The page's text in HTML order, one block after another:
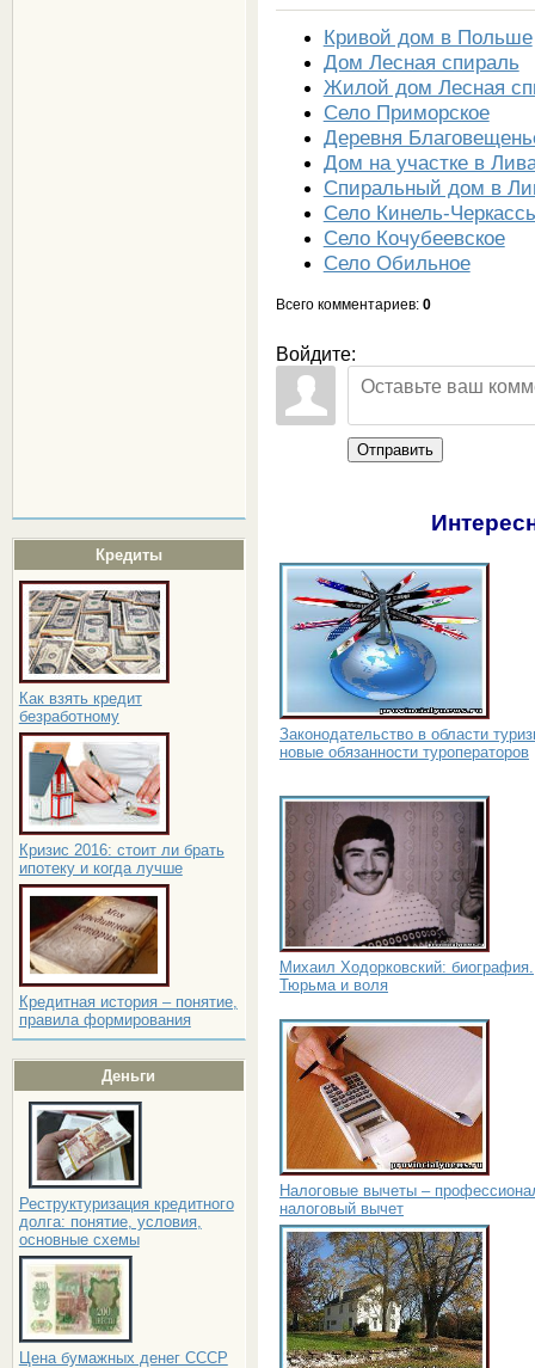
Кредиты
Как взять кредит
безработному
Кризис 2016: стоит ли брать
ипотеку и когда лучше
Кредитная история – понятие,
правила формирования
Деньги
Реструктуризация кредитного
долга: понятие, условия,
основные схемы
Цена бумажных денег СССР
Кривой дом в Польше
Дом Лесная спираль
Жилой дом Лесная
Село Приморское
Деревня
Дом на участке в
Спиральный дом в
Село Кинель-
Село Кочубеевское
Село Обильное
Всего комментариев: 0
Войдите:
Отправить
Законодательство в области
новые обязанности туроператоров
Михаил Ходорковский: биография.
Тюрьма и воля
Налоговые вычеты –
налоговый вычет